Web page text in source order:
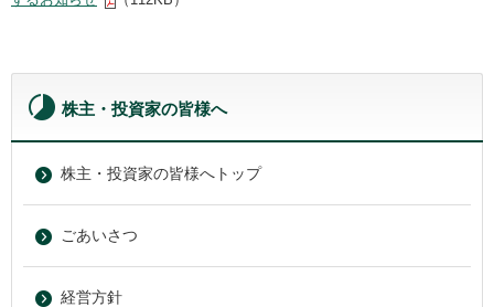
株主・投資家の皆様へ
株主・投資家の皆様へトップ
ごあいさつ
経営方針